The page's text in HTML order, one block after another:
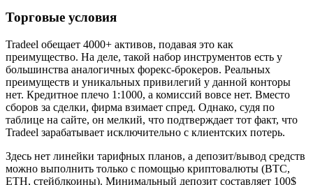
Торговые условия
Tradeel обещает 4000+ активов, подавая это как
преимущество. На деле, такой набор инструментов есть у
большинства аналогичных форекс-брокеров. Реальных
преимуществ и уникальных привилегий у данной конторы
нет. Кредитное плечо 1:1000, а комиссий вовсе нет. Вместо
сборов за сделки, фирма взимает спред. Однако, судя по
таблице на сайте, он мелкий, что подтверждает тот факт, что
Tradeel зарабатывает исключительно с клиентских потерь.
Здесь нет линейки тарифных планов, а депозит/вывод средств
можно выполнить только с помощью криптовалюты (BTC,
ETH, стейблкоины). Минимальный депозит составляет 100$